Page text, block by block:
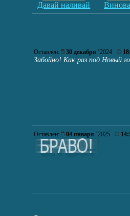
Давай наливай
Оставлен: 30 декабря ’2024
Забойно! Как раз под Новый
Оставлен: 04 января ’2025